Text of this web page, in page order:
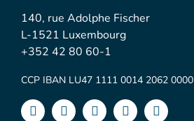
140, rue Adolphe Fischer
L-1521 Luxembourg
+352 42 80 60-1
CCP IBAN LU47 1111 0014 2062 0000